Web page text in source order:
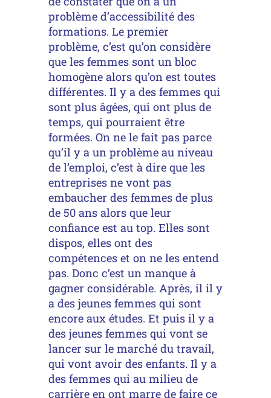
problème d’accessibilité des
formations. Le premier
problème, c’est qu’on considère
que les femmes sont un bloc
homogène alors qu’on est toutes
différentes. Il y a des femmes qui
sont plus âgées, qui ont plus de
temps, qui pourraient être
formées. On ne le fait pas parce
qu’il y a un problème au niveau
de l’emploi, c’est à dire que les
entreprises ne vont pas
embaucher des femmes de plus
de 50 ans alors que leur
confiance est au top. Elles sont
dispos, elles ont des
compétences et on ne les entend
pas. Donc c’est un manque à
gagner considérable. Après, il il y
a des jeunes femmes qui sont
encore aux études. Et puis il y a
des jeunes femmes qui vont se
lancer sur le marché du travail,
qui vont avoir des enfants. Il y a
des femmes qui au milieu de
carrière en ont marre de faire ce